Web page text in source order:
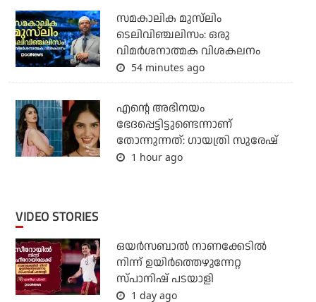
സമകാലിക മുസ്‌ലിം
ടെലിവിഞ്ചലിസം: ഒരു
വിമര്‍ശനാത്മക വിശകലനം
54 minutes ago
എന്റെ അഭിനയം
ഭേദപ്പെട്ടിട്ടുണ്ടെന്നാണ്
തോന്നുന്നത്: ഗായത്രി സുരേഷ്
1 hour ago
VIDEO STORIES
ഒയര്‍സബാൽ നാണക്കേടിൽ
നിന്ന് ഉയിർത്തെഴുന്നേറ്റ
സ്പാനിഷ് പടയാളി
1 day ago